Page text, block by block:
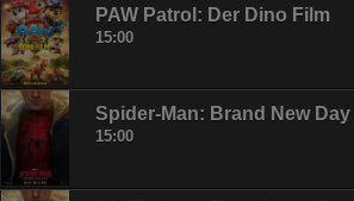
PAW Patrol: Der Dino Film
15:00
Spider-Man: Brand New Day
15:00